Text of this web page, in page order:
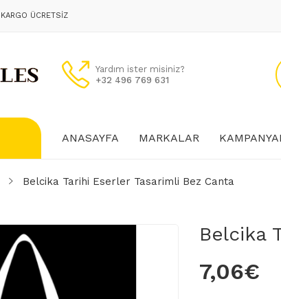
ÜCRETSIZ
Yardım ister misiniz?
+32 496 769 631
ANASAYFA MARKALAR
Belcika Tarihi Eserler Tasarimli Bez Canta
Belcika
7,06€